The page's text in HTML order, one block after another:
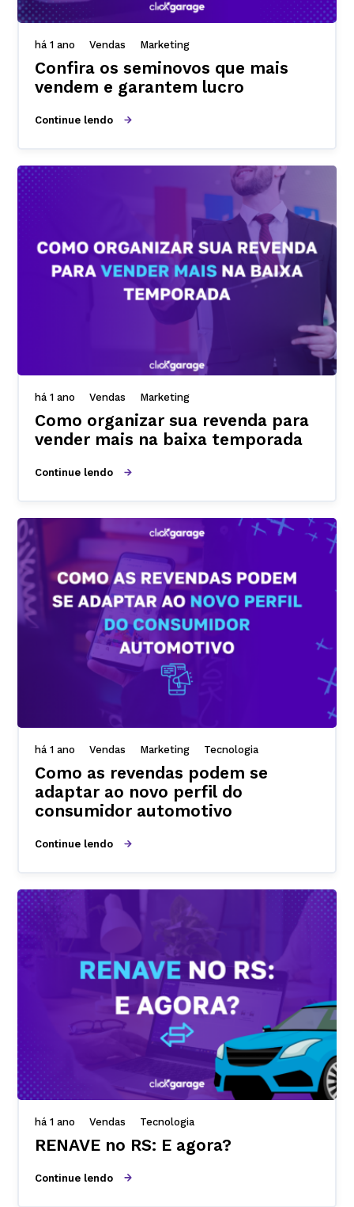
há 1 ano Vendas Marketing
Confira os seminovos que mais
vendem e garantem lucro
Continue lendo
há 1 ano Vendas Marketing
Como organizar sua revenda para
vender mais na baixa temporada
Continue lendo
há 1 ano Vendas Marketing Tecnologia
Como as revendas podem se
adaptar ao novo perfil do
consumidor automotivo
Continue lendo
há 1 ano Vendas Tecnologia
RENAVE no RS: E agora?
Continue lendo